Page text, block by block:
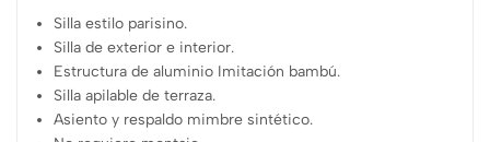
Silla estilo parisino.
Silla de exterior e interior.
Estructura de aluminio Imitación bambú.
Silla apilable de terraza.
Asiento y respaldo mimbre sintético.